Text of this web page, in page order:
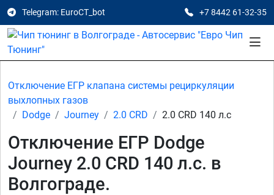
Telegram: EuroCT_bot +7 8442 61-32-35
Отключение ЕГР клапана системы рециркуляции
выхлопных газов
Dodge
Journey 2.0 CRD 2.0 CRD 140 л.с
Отключение ЕГР Dodge
Journey 2.0 CRD 140 л.с. в
Волгограде.